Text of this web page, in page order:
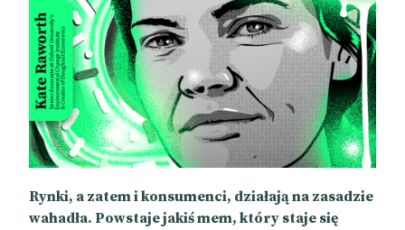
Rynki, a zatem i konsumenci, działają na zasadzie
wahadła. Powstaje jakiś mem, który staje się